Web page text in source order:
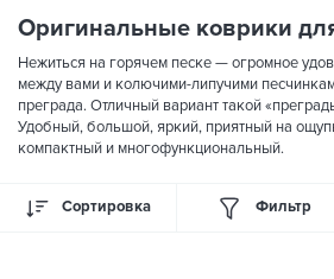
Оригинальные коврики
Нежиться на горячем песке — огромное
между вами и колючими-липучими
преграда. Отличный вариант такой
Удобный, большой, яркий, приятный на
компактный и многофункциональный.
Сортировка Фильтр